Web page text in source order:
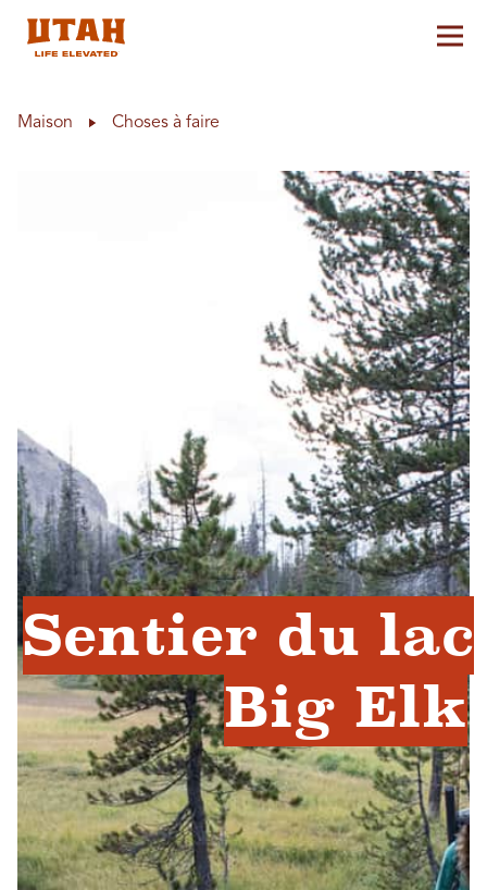
Maison Choses à faire
Sentier du lac
Big Elk